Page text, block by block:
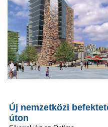
Új nemzetközi
úton